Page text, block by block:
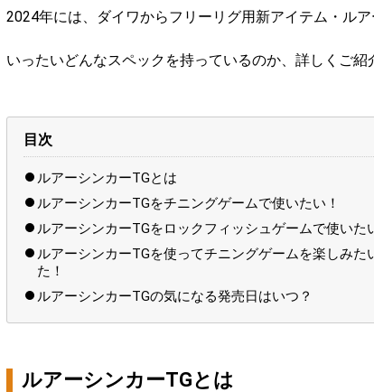
2024年には、ダイワからフリーリグ用新アイテム・ルア
いったいどんなスペックを持っているのか、詳しくご紹
目次
ルアーシンカーTGとは
ルアーシンカーTGをチニングゲームで使いたい！
ルアーシンカーTGをロックフィッシュゲームで使いた
ルアーシンカーTGを使ってチニングゲームを楽しみ
た！
ルアーシンカーTGの気になる発売日はいつ？
ルアーシンカーTGとは